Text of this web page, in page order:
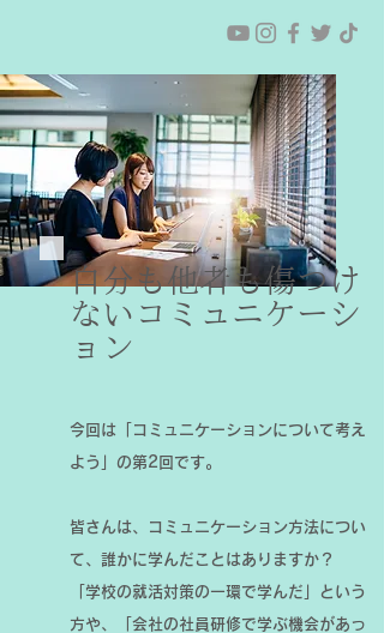
自分も他者も傷つけ
ないコミュニケーシ
ョン
今回は「コミュニケーションについて考え
よう」の第2回です。
皆さんは、コミュニケーション方法につい
て、誰かに学んだことはありますか？
「学校の就活対策の一環で学んだ」という
方や、「会社の社員研修で学ぶ機会があっ